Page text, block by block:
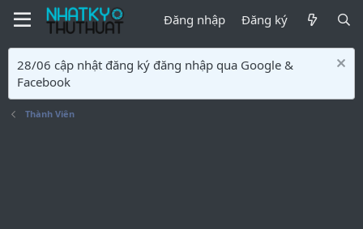
Đăng nhập Đăng ký
28/06 cập nhật đăng ký đăng nhập qua Google &
Facebook
Thành Viên